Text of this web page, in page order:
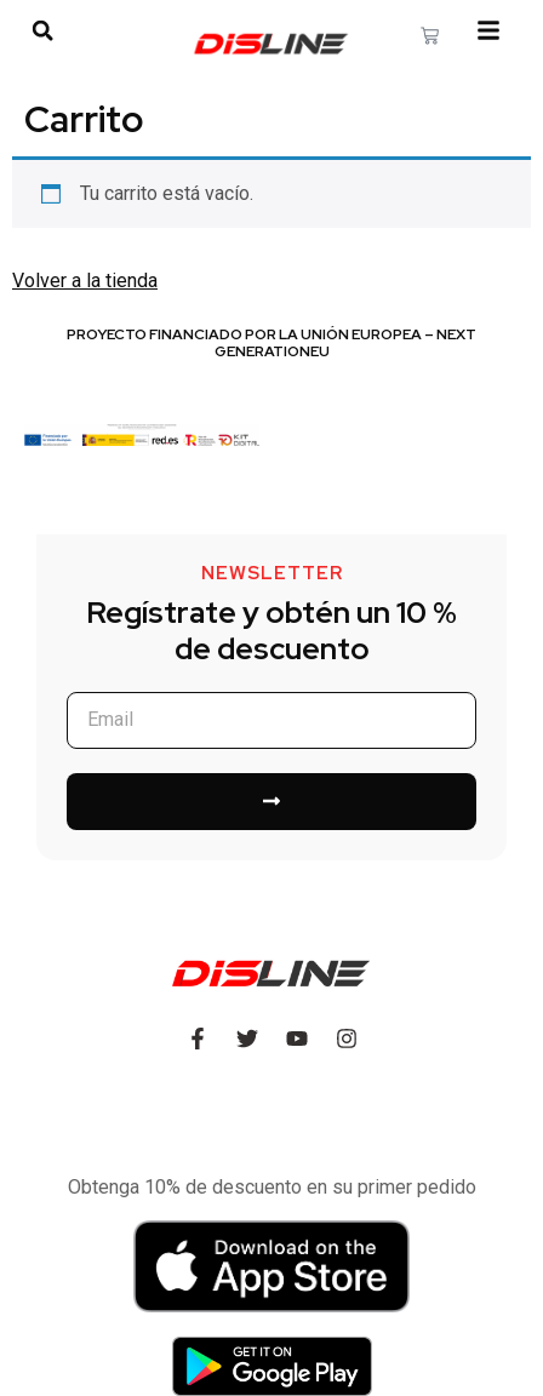
Carrito
Tu carrito está vacío.
Volver a la tienda
PROYECTO FINANCIADO POR LA UNIÓN EUROPEA – NEXT
GENERATIONEU
NEWSLETTER
Regístrate y obtén un 10 %
de descuento
Obtenga 10% de descuento en su primer pedido